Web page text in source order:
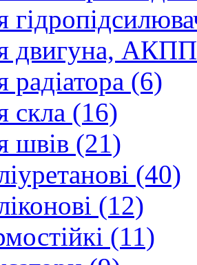
двигуна,
радіатора (6)
скла (16)
швів (21)
(40)
(12)
(11)